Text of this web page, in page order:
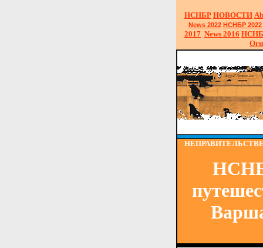
НСНБР НОВОСТИ
News2022 НСНБР 2022
2017 News 2016